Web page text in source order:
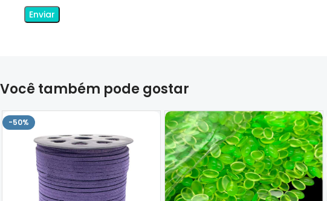
Você também pode gostar
-50%